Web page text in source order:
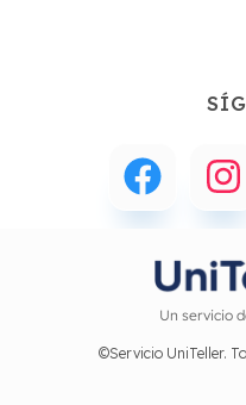
Un servicio
©Servicio UniTeller.